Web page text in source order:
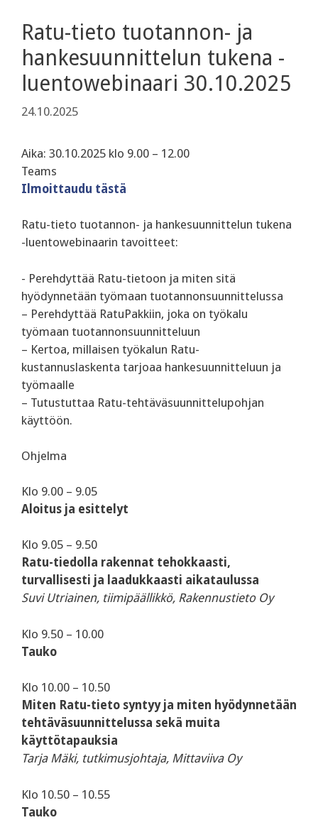
Ratu-tieto tuotannon- ja
hankesuunnittelun tukena -
luentowebinaari 30.10.2025
24.10.2025
Aika: 30.10.2025 klo 9.00 – 12.00
Teams
Ilmoittaudu tästä
Ratu-tieto tuotannon- ja hankesuunnittelun tukena
-luentowebinaarin tavoitteet:
-‍ Perehdyttää Ratu-tietoon ja miten sitä
hyödynnetään työmaan tuotannonsuunnittelussa
– Perehdyttää RatuPakkiin, joka on työkalu
työmaan tuotannonsuunnitteluun
– Kertoa, millaisen työkalun Ratu-
kustannuslaskenta tarjoaa hankesuunnitteluun ja
työmaalle
– Tutustuttaa Ratu-tehtäväsuunnittelupohjan
käyttöön.
Ohjelma
Klo 9.00 – 9.05
Aloitus ja esittelyt
‍Klo 9.05 – 9.50
Ratu-tiedolla rakennat tehokkaasti,
turvallisesti ja laadukkaasti aikataulussa
Suvi Utriainen, tiimipäällikkö, Rakennustieto Oy
Klo 9.50 – 10.00
Tauko
‍Klo 10.00 – 10.50
Miten Ratu-tieto syntyy ja miten hyödynnetään
tehtäväsuunnittelussa sekä muita
käyttötapauksia
Tarja Mäki, tutkimusjohtaja, Mittaviiva Oy
‍Klo 10.50 – 10.55
Tauko